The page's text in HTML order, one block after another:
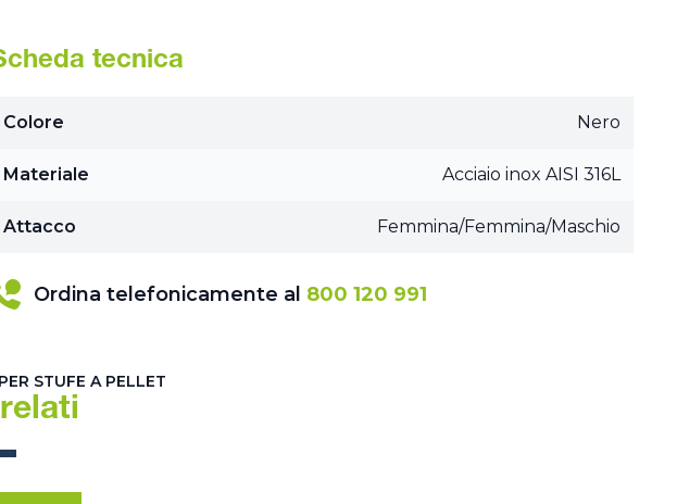
tecnica
Colore Nero
Materiale Acciaio inox AISI 316L
Attacco Femmina/Femmina/Maschio
Ordina telefonicamente al 800 120 991
STUFE A PELLET